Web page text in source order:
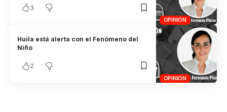
OPINIÓN
3
OPINIÓN
Huila está alerta con el Fenómeno del
Niño
2